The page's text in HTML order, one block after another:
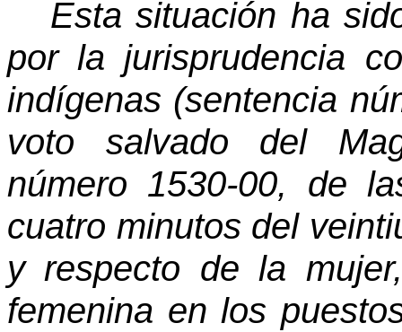
Esta situación ha
por la jurisprudencia
indígenas (sentencia
voto salvado del
número 1530-00, de
cuatro minutos del
y respecto de la
femenina en los